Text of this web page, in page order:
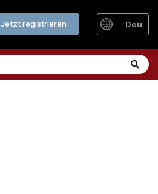
Jetzt registrieren Deu